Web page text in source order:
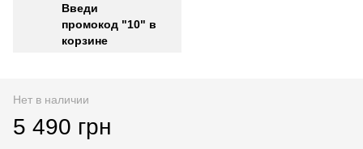
Введи
промокод "10" в
корзине
Нет в наличии
5 490 грн